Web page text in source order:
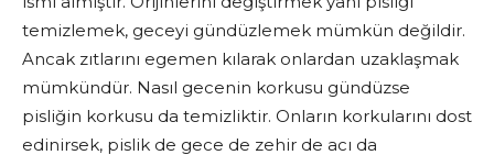
temizlemek, geceyi gündüzlemek mümkün değildir.
Ancak zıtlarını egemen kılarak onlardan uzaklaşmak
mümkündür. Nasıl gecenin korkusu gündüzse
pisliğin korkusu da temizliktir. Onların korkularını dost
edinirsek, pislik de gece de zehir de acı da